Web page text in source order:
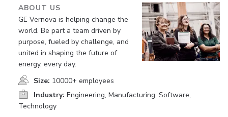
ABOUT US
GE Vernova is helping change the
world. Be part a team driven by
purpose, fueled by challenge, and
united in shaping the future of
energy, every day.
Size: 10000+ employees
Industry: Engineering, Manufacturing, Software,
Technology